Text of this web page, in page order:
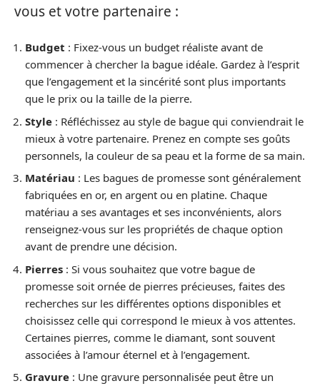
vous et votre partenaire :
Budget : Fixez-vous un budget réaliste avant de
commencer à chercher la bague idéale. Gardez à l’esprit
que l’engagement et la sincérité sont plus importants
que le prix ou la taille de la pierre.
Style : Réfléchissez au style de bague qui conviendrait le
mieux à votre partenaire. Prenez en compte ses goûts
personnels, la couleur de sa peau et la forme de sa main.
Matériau : Les bagues de promesse sont généralement
fabriquées en or, en argent ou en platine. Chaque
matériau a ses avantages et ses inconvénients, alors
renseignez-vous sur les propriétés de chaque option
avant de prendre une décision.
Pierres : Si vous souhaitez que votre bague de
promesse soit ornée de pierres précieuses, faites des
recherches sur les différentes options disponibles et
choisissez celle qui correspond le mieux à vos attentes.
Certaines pierres, comme le diamant, sont souvent
associées à l’amour éternel et à l’engagement.
Gravure : Une gravure personnalisée peut être un